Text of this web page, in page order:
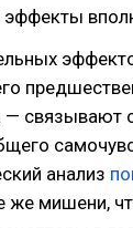
эффекты
— связывают
анализ
же мишени,